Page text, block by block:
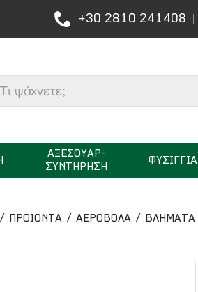
+30 2810 241408
ΑΞΕΣΟΥΑΡ-
ΣΥΝΤΗΡΗΣΗ
ΦΥΣΙΓΓΙΑ
ΠΡΟΪΟΝΤΑ ΑΕΡΟΒΟΛΑ ΒΛΗΜΑΤΑ